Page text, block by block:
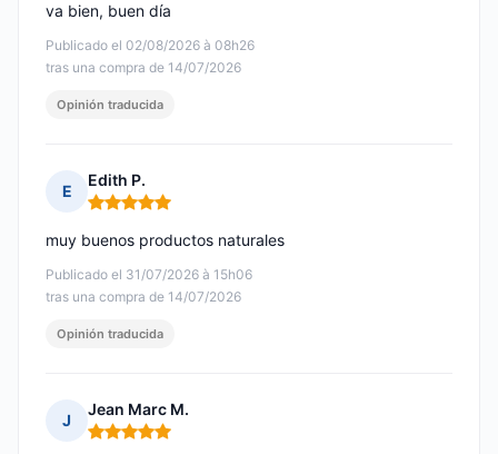
Publicado el 02/08/2026 à 08h26
tras una compra de 14/07/2026
va bien, buen día
Opinión traducida
E
Edith P.
Nota: 5 de 5
Publicado el 31/07/2026 à 15h06
tras una compra de 14/07/2026
muy buenos productos naturales
Opinión traducida
J
Jean Marc M.
Nota: 5 de 5